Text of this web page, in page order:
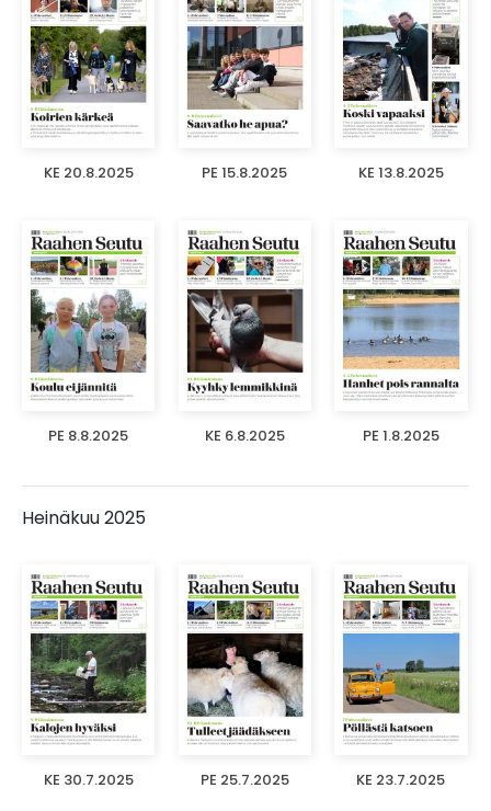
KE 20.8.2025 PE 15.8.2025 KE 13.8.2025
PE 8.8.2025 KE 6.8.2025 PE 1.8.2025
Heinäkuu 2025
KE 30.7.2025 PE 25.7.2025 KE 23.7.2025